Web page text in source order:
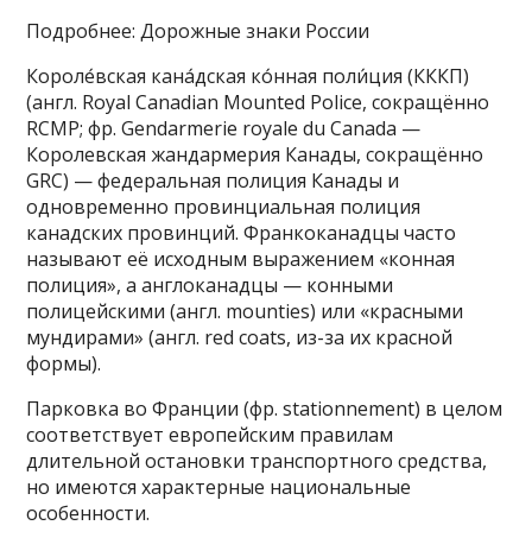
Подробнее: Дорожные знаки России
Короле́вская кана́дская ко́нная поли́ция (КККП)
(англ. Royal Canadian Mounted Police, сокращённо
RCMP; фр. Gendarmerie royale du Canada —
Королевская жандармерия Канады, сокращённо
GRC) — федеральная полиция Канады и
одновременно провинциальная полиция
канадских провинций. Франкоканадцы часто
называют её исходным выражением «конная
полиция», а англоканадцы — конными
полицейскими (англ. mounties) или «красными
мундирами» (англ. red coats, из-за их красной
формы).
Парковка во Франции (фр. stationnement) в целом
соответствует европейским правилам
длительной остановки транспортного средства,
но имеются характерные национальные
особенности.